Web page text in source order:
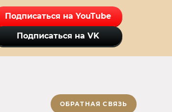
Подписаться на YouTube
Подписаться на VK
ОБРАТНАЯ СВЯЗЬ